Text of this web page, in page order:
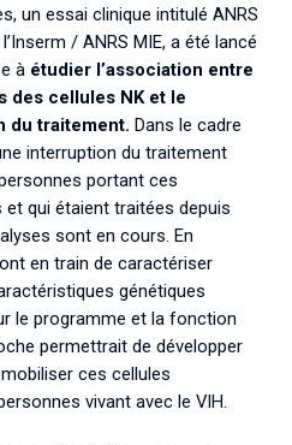
un essai clinique intitulé ANRS
/ ANRS MIE, a été lancé
à étudier l’association entre
des cellules NK et le
du traitement. Dans le cadre
interruption du traitement
portant ces
qui étaient traitées depuis
sont en cours. En
en train de caractériser
génétiques
le programme et la fonction
permettrait de développer
ces cellules
vivant avec le VIH.